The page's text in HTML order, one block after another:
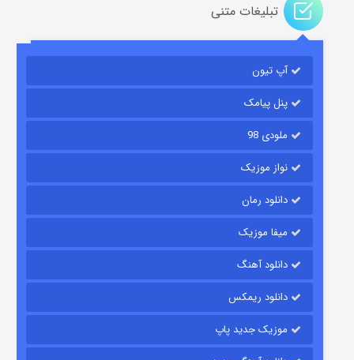
قسمت
تبلیغات متنی
آپ تیون
پنل پیامک
ملودی 98
نواز موزیک
دانلود رمان
میفا موزیک
دانلود آهنگ
دانلود ریمکس
موزیک جدید پاپ